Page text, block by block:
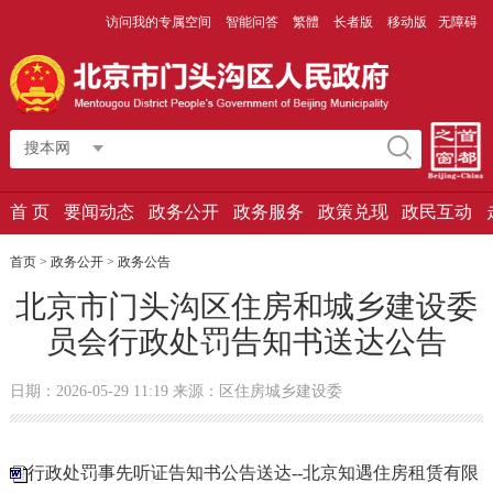
访问我的专属空间 智能问答 繁體 长者版 移动版 无障碍
搜本网
首 页 要闻动态 政务公开 政务服务 政策兑现 政民互动
首页> 政务公开> 政务公告
北京市门头沟区住房和城乡建设委
员会行政处罚告知书送达公告
日期：2026-05-29 11:19 来源：区住房城乡建设委
行政处罚事先听证告知书公告送达--北京知遇住房租赁有限